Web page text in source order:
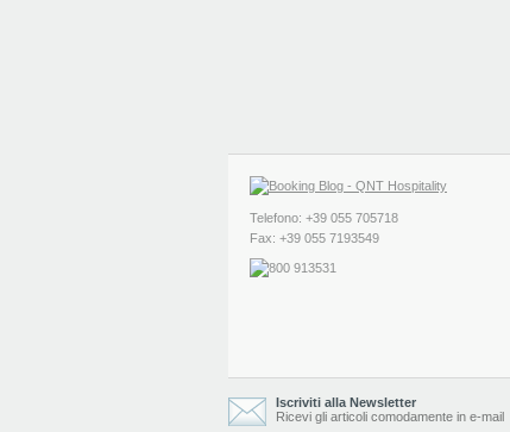
Telefono: +39 055 705718
Fax: +39 055 7193549
Iscriviti alla Newsletter
Ricevi gli articoli comodamente in e-mail